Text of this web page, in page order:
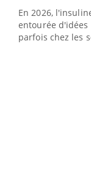
En 2026,
entourée d'idées
parfois chez les